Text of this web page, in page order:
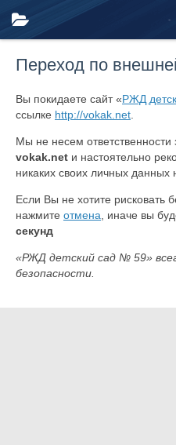
Переход по
Вы покидаете сайт «РЖД
ссылке http://vokak.net
Мы не несем ответственности
vokak.net и настоятельно
никаких своих личных данных
Если Вы не хотите рисковать
нажмите отмена , иначе вы
секунд
«РЖД детский сад № 59»
безопасности.